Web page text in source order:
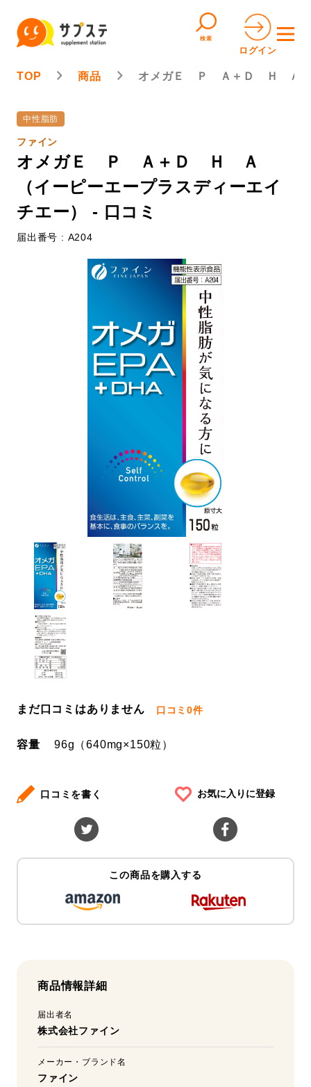
検索
ログイン
TOP 商品 オメガＥ Ｐ Ａ＋Ｄ Ｈ Ａ（
中性脂肪
ファイン
オメガＥ Ｐ Ａ＋Ｄ Ｈ Ａ
（イーピーエープラスディーエイ
チエー） - 口コミ
届出番号 : A204
まだ口コミはありません 口コミ0件
容量 96g（640mg×150粒）
口コミを書く お気に入りに登録
この商品を購入する
商品情報詳細
届出者名
株式会社ファイン
メーカー・ブランド名
ファイン